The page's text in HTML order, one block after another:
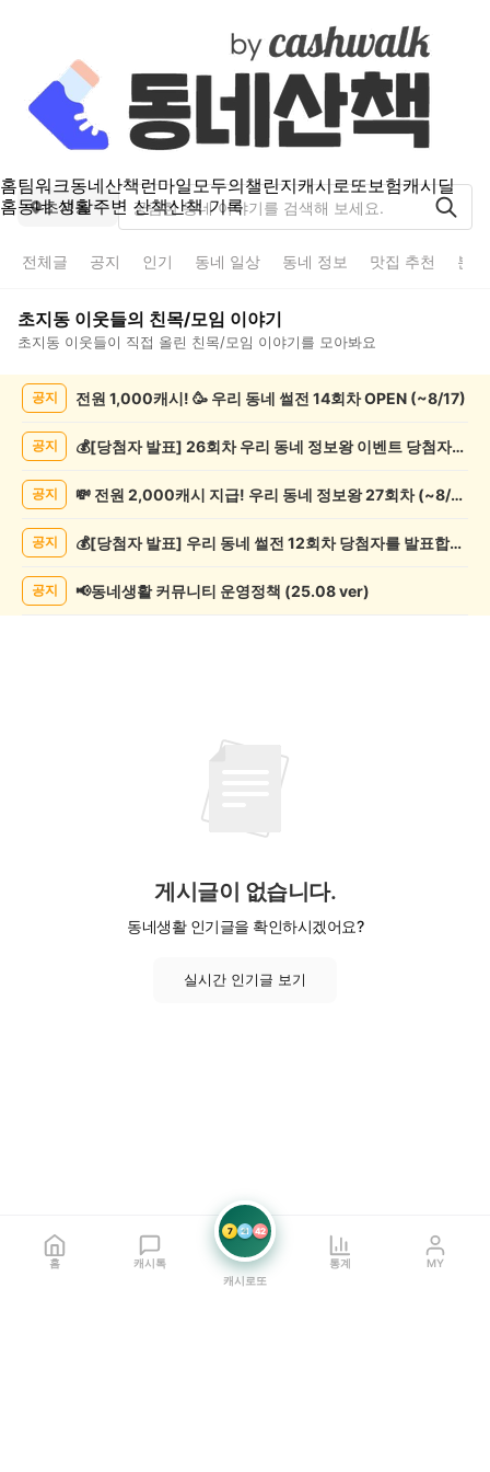
홈팀워크동네산책런마일모두의챌린지캐시로또보험캐시딜
홈동네 생활주변 산책산책 기록
초지동
전체글 공지 인기 동네 일상 동네 정보 맛집 추천 분
초지동 이웃들의 친목/모임 이야기
초지동 이웃들이 직접 올린 친목/모임 이야기를 모아봐요
록
공지 전원 1,000캐시! 🥳 우리 동네 썰전 14회차 OPEN (~8/17)
공지 💰[당첨자 발표] 26회차 우리 동네 정보왕 이벤트 당첨자를 발표합니다!
공지 💸 전원 2,000캐시 지급! 우리 동네 정보왕 27회차 (~8/10)
공지 💰[당첨자 발표] 우리 동네 썰전 12회차 당첨자를 발표합니다!
공지 📢동네생활 커뮤니티 운영정책 (25.08 ver)
게시글이 없습니다.
동네생활 인기글을 확인하시겠어요?
실시간 인기글 보기
홈 캐시톡
7 21 42
캐시로또
통계 MY